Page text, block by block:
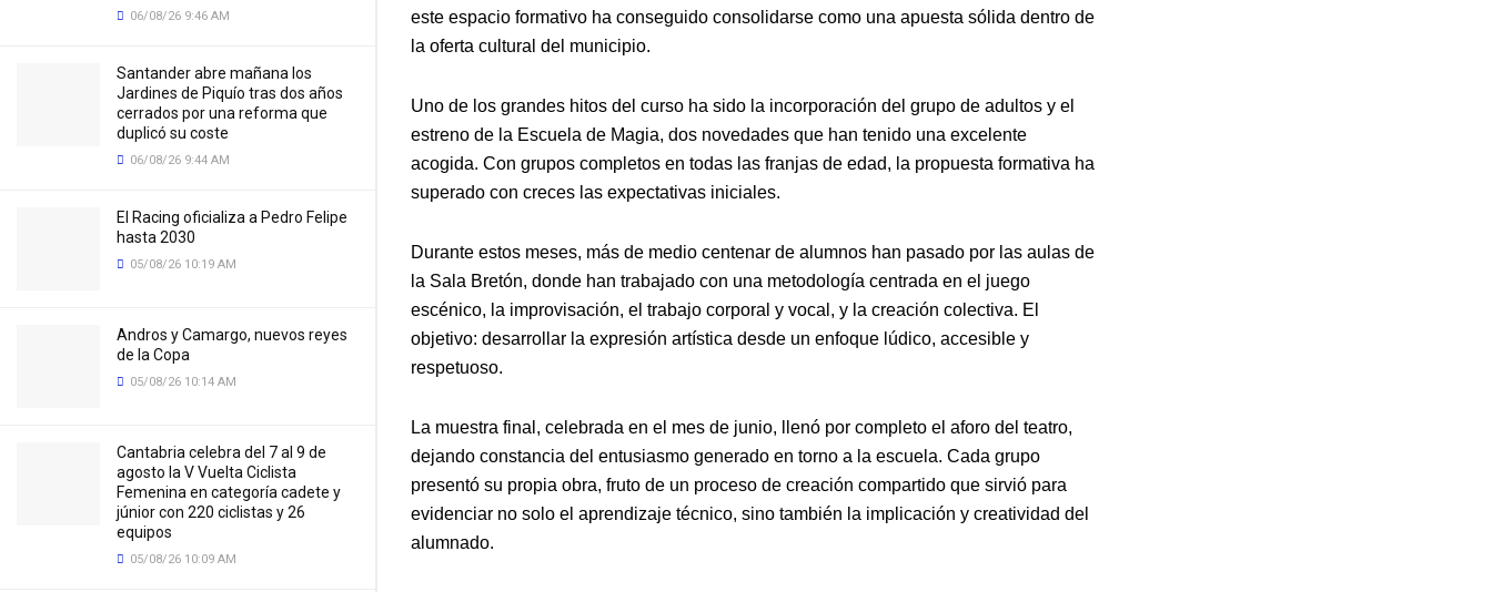
06/08/26 9:46 AM
Santander abre mañana los
Jardines de Piquío tras dos años
cerrados por una reforma que
duplicó su coste
06/08/26 9:44 AM
El Racing oficializa a Pedro Felipe
hasta 2030
05/08/26 10:19 AM
Andros y Camargo, nuevos reyes
de la Copa
05/08/26 10:14 AM
Cantabria celebra del 7 al 9 de
agosto la V Vuelta Ciclista
Femenina en categoría cadete y
júnior con 220 ciclistas y 26
equipos
05/08/26 10:09 AM
este espacio formativo ha conseguido consolidarse como una apuesta sólida dentro de
la oferta cultural del municipio.
Uno de los grandes hitos del curso ha sido la incorporación del grupo de adultos y el
estreno de la Escuela de Magia, dos novedades que han tenido una excelente
acogida. Con grupos completos en todas las franjas de edad, la propuesta formativa ha
superado con creces las expectativas iniciales.
Durante estos meses, más de medio centenar de alumnos han pasado por las aulas de
la Sala Bretón, donde han trabajado con una metodología centrada en el juego
escénico, la improvisación, el trabajo corporal y vocal, y la creación colectiva. El
objetivo: desarrollar la expresión artística desde un enfoque lúdico, accesible y
respetuoso.
La muestra final, celebrada en el mes de junio, llenó por completo el aforo del teatro,
dejando constancia del entusiasmo generado en torno a la escuela. Cada grupo
presentó su propia obra, fruto de un proceso de creación compartido que sirvió para
evidenciar no solo el aprendizaje técnico, sino también la implicación y creatividad del
alumnado.